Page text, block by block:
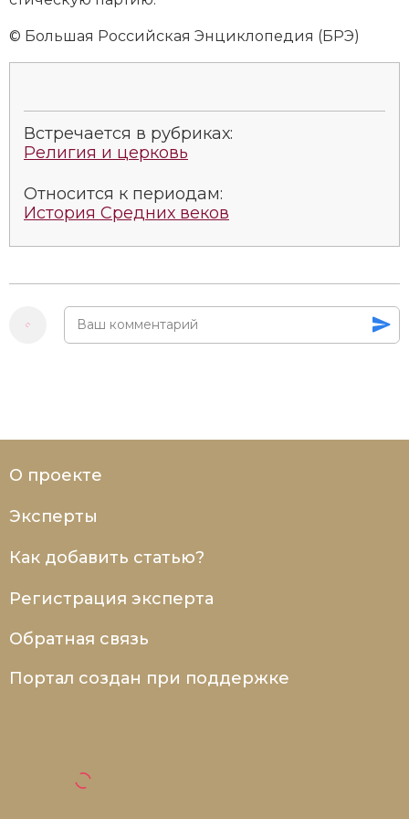
Социально-экономическая история
Южная Америка
© Большая Российская Энциклопедия (БРЭ)
Встречается в рубриках:
Религия и церковь
Относится к периодам:
История Средних веков
О проекте
Эксперты
Как добавить статью?
Регистрация эксперта
Обратная связь
Портал создан при поддержке